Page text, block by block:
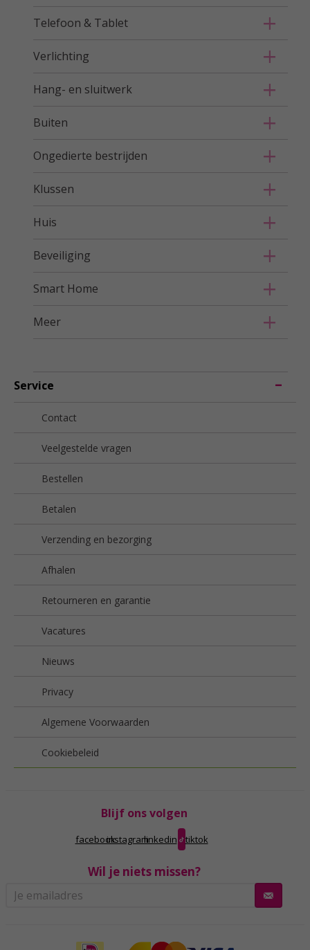
Telefoon & Tablet
Verlichting
Hang- en sluitwerk
Buiten
Ongedierte bestrijden
Klussen
Huis
Beveiliging
Smart Home
Meer
Service
Contact
Veelgestelde vragen
Bestellen
Betalen
Verzending en bezorging
Afhalen
Retourneren en garantie
Vacatures
Nieuws
Privacy
Algemene Voorwaarden
Cookiebeleid
Blijf ons volgen
facebookinstagramlinkedin tiktok
Wil je niets missen?